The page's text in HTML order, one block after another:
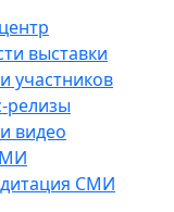
выставки
участников
релизы
видео
СМИ